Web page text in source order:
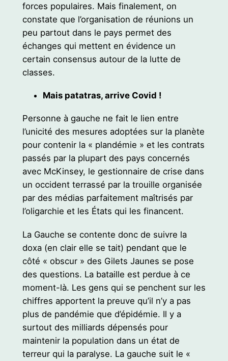
forces populaires. Mais finalement, on
constate que l’organisation de réunions un
peu partout dans le pays permet des
échanges qui mettent en évidence un
certain consensus autour de la lutte de
classes.
Mais patatras, arrive Covid !
Personne à gauche ne fait le lien entre
l’unicité des mesures adoptées sur la planète
pour contenir la « plandémie » et les contrats
passés par la plupart des pays concernés
avec McKinsey, le gestionnaire de crise dans
un occident terrassé par la trouille organisée
par des médias parfaitement maîtrisés par
l’oligarchie et les États qui les financent.
La Gauche se contente donc de suivre la
doxa (en clair elle se tait) pendant que le
côté « obscur » des Gilets Jaunes se pose
des questions. La bataille est perdue à ce
moment-là. Les gens qui se penchent sur les
chiffres apportent la preuve qu’il n’y a pas
plus de pandémie que d’épidémie. Il y a
surtout des milliards dépensés pour
maintenir la population dans un état de
terreur qui la paralyse. La gauche suit le «